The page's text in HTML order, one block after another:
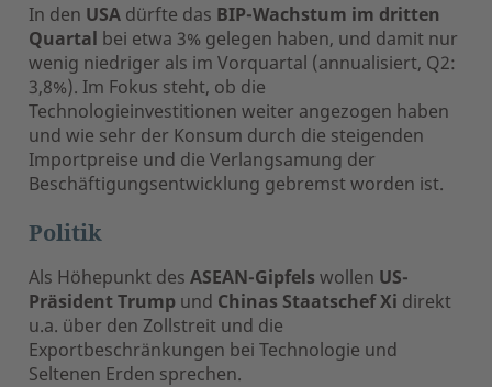
In den USA dürfte das BIP-Wachstum im dritten
Quartal bei etwa 3% gelegen haben, und damit nur
wenig niedriger als im Vorquartal (annualisiert, Q2:
3,8%). Im Fokus steht, ob die
Technologieinvestitionen weiter angezogen haben
und wie sehr der Konsum durch die steigenden
Importpreise und die Verlangsamung der
Beschäftigungsentwicklung gebremst worden ist.
Politik
Als Höhepunkt des ASEAN-Gipfels wollen US-
Präsident Trump und Chinas Staatschef Xi direkt
u.a. über den Zollstreit und die
Exportbeschränkungen bei Technologie und
Seltenen Erden sprechen.